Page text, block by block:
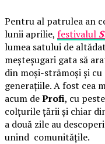
Pentru al patrulea an
lunii aprilie, festivalul
lumea satului de
meșteșugari gata să
din moși-strămoși și
generațiile. A fost cea
acum deProfi, cu
colțurile țării și chiar
a două zile au
unind comunitățile.